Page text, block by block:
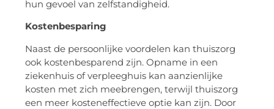
hun gevoel van zelfstandigheid.
Kostenbesparing
Naast de persoonlijke voordelen kan thuiszorg
ook kostenbesparend zijn. Opname in een
ziekenhuis of verpleeghuis kan aanzienlijke
kosten met zich meebrengen, terwijl thuiszorg
een meer kosteneffectieve optie kan zijn. Door